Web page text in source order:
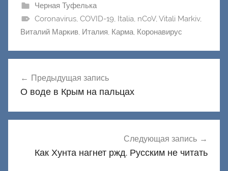
Черная Туфелька
Coronavirus, COVID-19, Italia, nCoV, Vitali Markiv,
Виталий Маркив, Италия, Карма, Коронавирус
по
Предыдущая запись
О воде в Крым на пальцах
Следующая запись
Как Хунта нагнет ржд. Русским не читать